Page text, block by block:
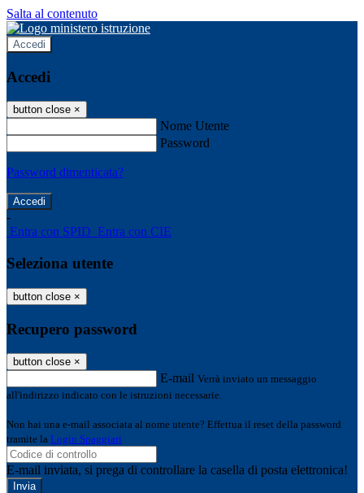
Salta al contenuto
Accedi
Accedi
button close ×
Nome Utente
Password
Password dimenticata?
-
Entra con SPID Entra con CIE
Seleziona utente
button close ×
Recupero password
button close ×
E-mail Verrà inviato un messaggio
all'indirizzo indicato con le istruzioni necessarie.
Non hai una e-mail associata al nome utente? Effettua il reset della password
tramite la Login Spaggiari
E-mail inviata, si prega di controllare la casella di posta elettronica!